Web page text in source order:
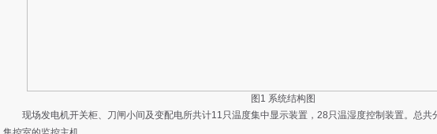
图1 系统结构图
现场发电机开关柜、刀闸小间及变配电所共计11只温度集中显示装置，28只温湿度控制装置。总共